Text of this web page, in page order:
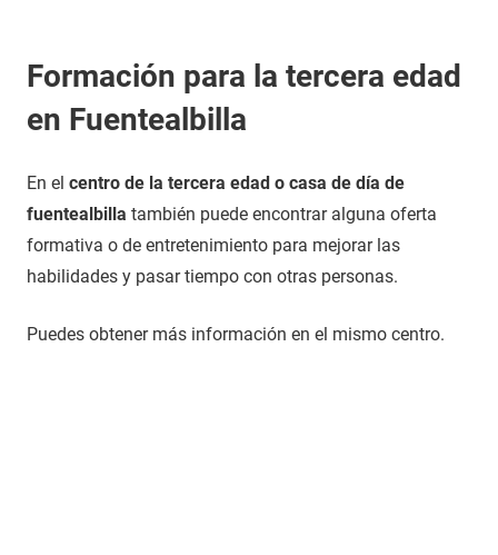
Formación para la tercera edad
en Fuentealbilla
En el centro de la tercera edad o casa de día de
fuentealbilla también puede encontrar alguna oferta
formativa o de entretenimiento para mejorar las
habilidades y pasar tiempo con otras personas.
Puedes obtener más información en el mismo centro.